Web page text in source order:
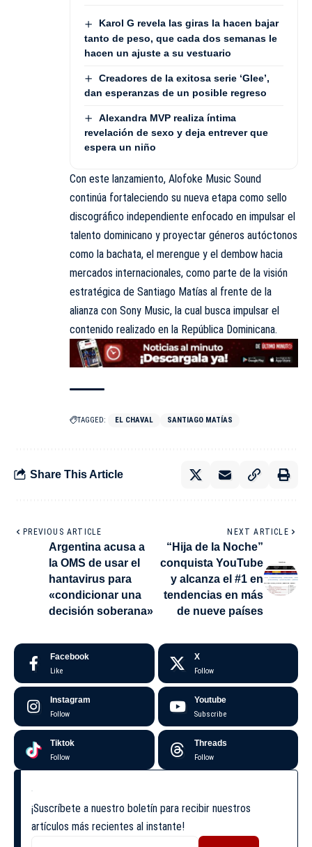
Karol G revela las giras la hacen bajar
tanto de peso, que cada dos semanas le
hacen un ajuste a su vestuario
Creadores de la exitosa serie ‘Glee’,
dan esperanzas de un posible regreso
Alexandra MVP realiza íntima
revelación de sexo y deja entrever que
espera un niño
Con este lanzamiento, Alofoke Music Sound
continúa fortaleciendo su nueva etapa como sello
discográfico independiente enfocado en impulsar el
talento dominicano y proyectar géneros autóctonos
como la bachata, el merengue y el dembow hacia
mercados internacionales, como parte de la visión
estratégica de Santiago Matías al frente de la
alianza con Sony Music, la cual busca impulsar el
contenido realizado en la República Dominicana.
TAGGED: EL CHAVAL SANTIAGO MATÍAS
Share This Article
PREVIOUS ARTICLE
Argentina acusa a
la OMS de usar el
hantavirus para
«condicionar una
decisión soberana»
NEXT ARTICLE
“Hija de la Noche”
conquista YouTube
y alcanza el #1 en
tendencias en más
de nueve países
Facebook
Like
X
Follow
Instagram
Follow
Youtube
Subscribe
Tiktok
Follow
Threads
Follow
¡Suscríbete a nuestro boletín para recibir nuestros
artículos más recientes al instante!